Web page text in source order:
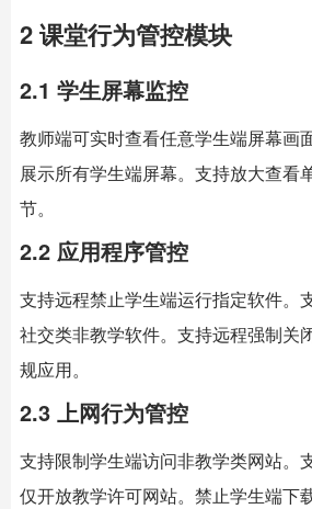
2 课堂行为管控模块
2.1 学生屏幕监控
教师端可实时查看任意学生端屏幕画
展示所有学生端屏幕。支持放大查看
节。
2.2 应用程序管控
支持远程禁止学生端运行指定软件。
社交类非教学软件。支持远程强制关
规应用。
2.3 上网行为管控
支持限制学生端访问非教学类网站。
仅开放教学许可网站。禁止学生端下